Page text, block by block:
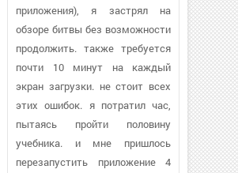
приложения), я застрял на
обзоре битвы без возможности
продолжить. также требуется
почти 10 минут на каждый
экран загрузки. не стоит всех
этих ошибок. я потратил час,
пытаясь пройти половину
учебника. и мне пришлось
перезапустить приложение 4